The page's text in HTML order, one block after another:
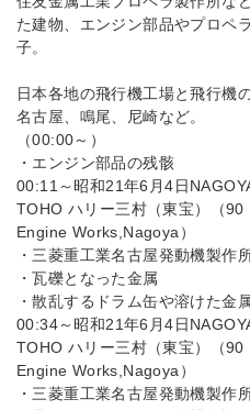
た建物、エンジン部品やプロペ
子。
日本各地の飛行機工場と飛行機
名古屋、鳴尾、尼崎など。
（00:00～）
・エンジン部品の残骸
00:11～昭和21年6月4日
TOHO ハリー三村（東宝）（
Engine Works,Nagoya）
・三菱重工業名古屋発動機製作
・瓦礫となった金属
・散乱するドラム缶や溶けた金
00:34～昭和21年6月4日
TOHO ハリー三村（東宝）（
Engine Works,Nagoya）
・三菱重工業名古屋発動機製作